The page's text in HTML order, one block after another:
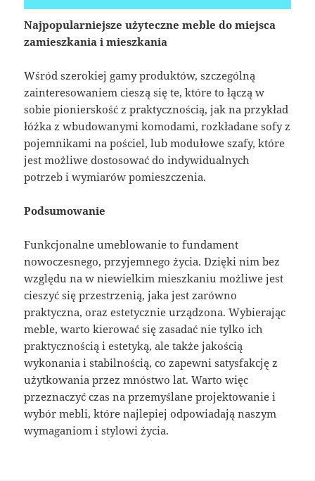
Najpopularniejsze użyteczne meble do miejsca
zamieszkania i mieszkania
Wśród szerokiej gamy produktów, szczególną
zainteresowaniem cieszą się te, które to łączą w
sobie pionierskość z praktycznością, jak na przykład
łóżka z wbudowanymi komodami, rozkładane sofy z
pojemnikami na pościel, lub modułowe szafy, które
jest możliwe dostosować do indywidualnych
potrzeb i wymiarów pomieszczenia.
Podsumowanie
Funkcjonalne umeblowanie to fundament
nowoczesnego, przyjemnego życia. Dzięki nim bez
względu na w niewielkim mieszkaniu możliwe jest
cieszyć się przestrzenią, jaka jest zarówno
praktyczna, oraz estetycznie urządzona. Wybierając
meble, warto kierować się zasadać nie tylko ich
praktycznością i estetyką, ale także jakością
wykonania i stabilnością, co zapewni satysfakcję z
użytkowania przez mnóstwo lat. Warto więc
przeznaczyć czas na przemyślane projektowanie i
wybór mebli, które najlepiej odpowiadają naszym
wymaganiom i stylowi życia.